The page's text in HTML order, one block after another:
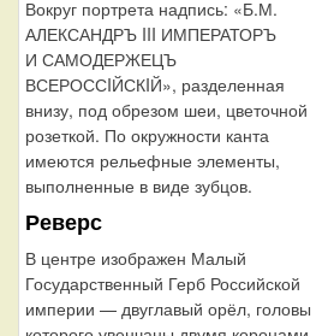
Вокруг портрета надпись: «Б.М.
АЛЕКСАНДРЪ III ИМПЕРАТОРЪ
И САМОДЕРЖЕЦЪ
ВСЕРОССIЙСКIЙ», разделенная
внизу, под обрезом шеи, цветочной
розеткой. По окружности канта
имеются рельефные элементы,
выполненные в виде зубцов.
Реверс
В центре изображен Малый
Государственный Герб Российской
империи — двуглавый орёл, головы